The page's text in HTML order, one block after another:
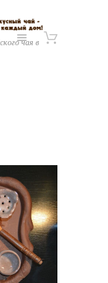
чая в